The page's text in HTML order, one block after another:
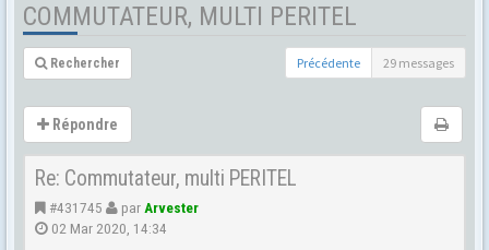
COMMUTATEUR, MULTI PERITEL
Précédente 29 messages
Rechercher
Répondre
Re: Commutateur, multi PERITEL
#431745 par Arvester
02 Mar 2020, 14:34